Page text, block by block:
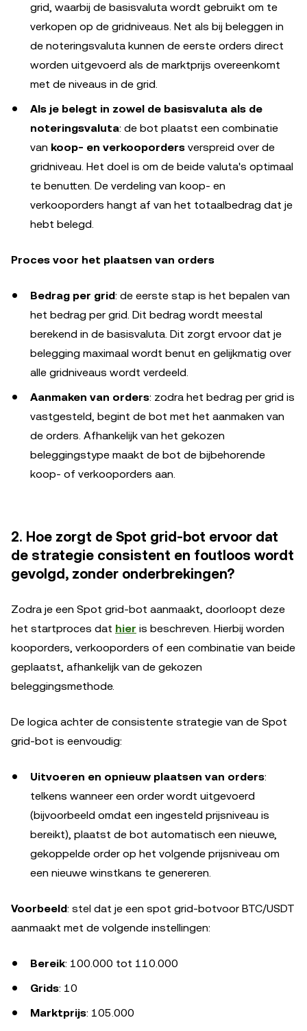
grid, waarbij de basisvaluta wordt gebruikt om te
verkopen op de gridniveaus. Net als bij beleggen in
de noteringsvaluta kunnen de eerste orders direct
worden uitgevoerd als de marktprijs overeenkomt
met de niveaus in de grid.
Als je belegt in zowel de basisvaluta als de
noteringsvaluta: de bot plaatst een combinatie
van koop- en verkooporders verspreid over de
gridniveau. Het doel is om de beide valuta's optimaal
te benutten. De verdeling van koop- en
verkooporders hangt af van het totaalbedrag dat je
hebt belegd.
Proces voor het plaatsen van orders
Bedrag per grid: de eerste stap is het bepalen van
het bedrag per grid. Dit bedrag wordt meestal
berekend in de basisvaluta. Dit zorgt ervoor dat je
belegging maximaal wordt benut en gelijkmatig over
alle gridniveaus wordt verdeeld.
Aanmaken van orders: zodra het bedrag per grid is
vastgesteld, begint de bot met het aanmaken van
de orders. Afhankelijk van het gekozen
beleggingstype maakt de bot de bijbehorende
koop- of verkooporders aan.
2. Hoe zorgt de Spot grid-bot ervoor dat
de strategie consistent en foutloos wordt
gevolgd, zonder onderbrekingen?
Zodra je een Spot grid-bot aanmaakt, doorloopt deze
het startproces dat hier is beschreven. Hierbij worden
kooporders, verkooporders of een combinatie van beide
geplaatst, afhankelijk van de gekozen
beleggingsmethode.
De logica achter de consistente strategie van de Spot
grid-bot is eenvoudig:
Uitvoeren en opnieuw plaatsen van orders:
telkens wanneer een order wordt uitgevoerd
(bijvoorbeeld omdat een ingesteld prijsniveau is
bereikt), plaatst de bot automatisch een nieuwe,
gekoppelde order op het volgende prijsniveau om
een nieuwe winstkans te genereren.
Voorbeeld: stel dat je een spot grid-botvoor BTC/USDT
aanmaakt met de volgende instellingen:
Bereik: 100.000 tot 110.000
Grids: 10
Marktprijs: 105.000